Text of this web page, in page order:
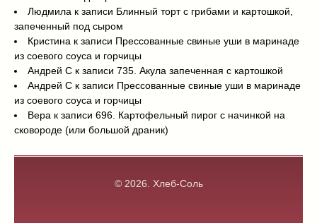
Людмила к записи Блинный торт с грибами и картошкой,
запеченный под сыром
Кристина к записи Прессованные свиные уши в маринаде
из соевого соуса и горчицы
Андрей С к записи 735. Акула запеченная с картошкой
Андрей С к записи Прессованные свиные уши в маринаде
из соевого соуса и горчицы
Вера к записи 696. Картофельный пирог с начинкой на
сковороде (или большой драник)
© 2026. Хлеб-Соль